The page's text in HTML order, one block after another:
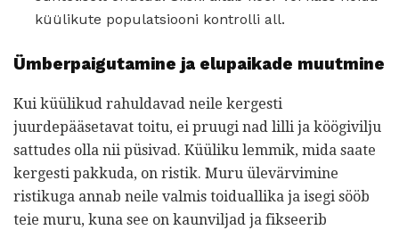
küülikute populatsiooni kontrolli all.
Ümberpaigutamine ja elupaikade muutmine
Kui küülikud rahuldavad neile kergesti
juurdepääsetavat toitu, ei pruugi nad lilli ja köögivilju
sattudes olla nii püsivad. Küüliku lemmik, mida saate
kergesti pakkuda, on ristik. Muru ülevärvimine
ristikuga annab neile valmis toiduallika ja isegi sööb
teie muru, kuna see on kaunviljad ja fikseerib